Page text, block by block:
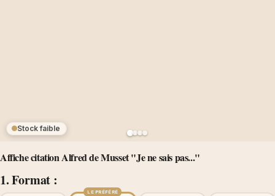
Affiche citation Alfred de Musset "Je ne sais pas..."
1. Format :
Stock faible
LE PRÉFÉRÉ